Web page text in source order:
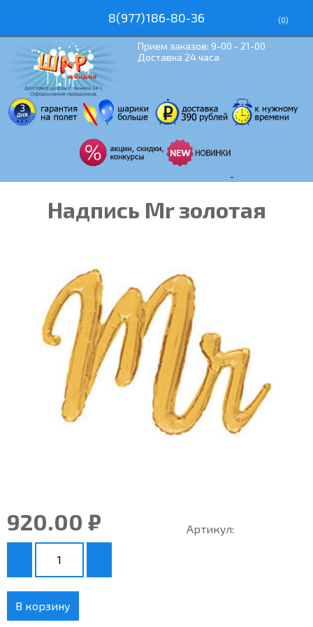
8(977)186-80-36 (0)
Прием заказов: 9-00 - 21-00
Доставка 24 часа
Надпись Mr золотая
920.00 ₽ Артикул:
В корзину